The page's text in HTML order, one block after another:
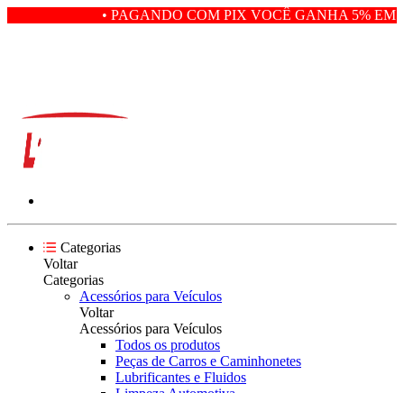
• PAGANDO COM PIX VOCÊ GANHA 5% EM
Categorias
Voltar
Categorias
Acessórios para Veículos
Voltar
Acessórios para Veículos
Todos os produtos
Peças de Carros e Caminhonetes
Lubrificantes e Fluidos